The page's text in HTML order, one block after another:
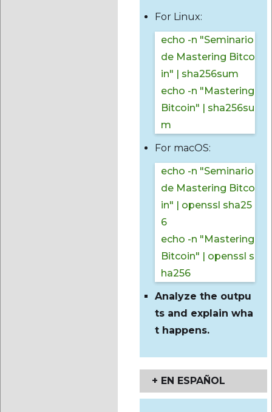
For Linux:
echo -n "Seminario
de Mastering Bitco
in" | sha256sum
echo -n "Mastering
Bitcoin" | sha256su
m
For macOS:
echo -n "Seminario
de Mastering Bitco
in" | openssl sha25
6
echo -n "Mastering
Bitcoin" | openssl s
ha256
Analyze the outpu
ts and explain wha
t happens.
+ EN ESPAÑOL